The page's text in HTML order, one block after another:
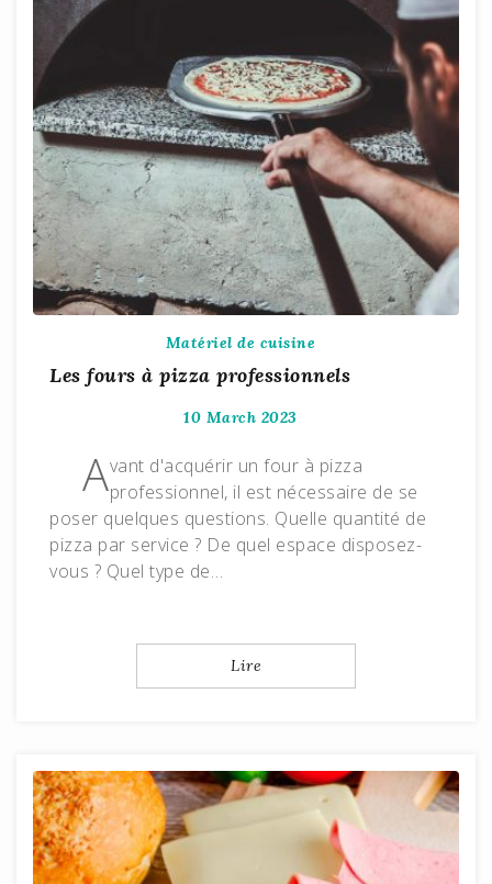
Matériel de cuisine
Les fours à pizza professionnels
10 March 2023
Avant d'acquérir un four à pizza
professionnel, il est nécessaire de se
poser quelques questions. Quelle quantité de
pizza par service ? De quel espace disposez-
vous ? Quel type de…
Lire